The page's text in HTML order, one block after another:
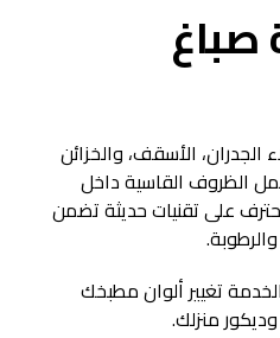
صباغ
الجدران، الأسقف، والخزائن
الظروف القاسية داخل
على تقنيات حديثة تضمن
تغيير ألوان مطبخك
منزلك.